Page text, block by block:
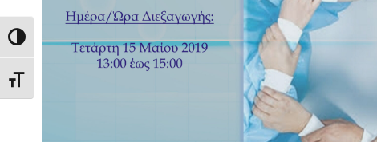
Εναλλαγή Υψηλής Αντίθεσης
Εναλλαγή Μεγέθους Γραμμάτων